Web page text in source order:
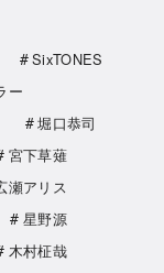
SixTONES
ー
堀口恭司
宮下草薙
瀬アリス
星野源
木村柾哉